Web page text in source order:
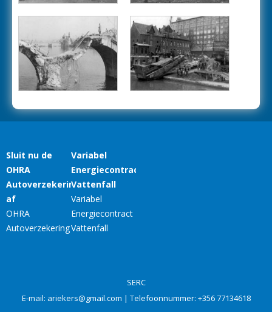
SERC
E-mail: ariekers@gmail.com | Telefoonnummer: +356 77134618